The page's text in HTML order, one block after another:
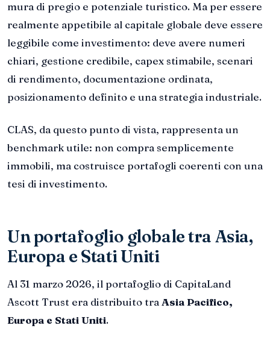
mura di pregio e potenziale turistico. Ma per essere
realmente appetibile al capitale globale deve essere
leggibile come investimento: deve avere numeri
chiari, gestione credibile, capex stimabile, scenari
di rendimento, documentazione ordinata,
posizionamento definito e una strategia industriale.
CLAS, da questo punto di vista, rappresenta un
benchmark utile: non compra semplicemente
immobili, ma costruisce portafogli coerenti con una
tesi di investimento.
Un portafoglio globale tra Asia,
Europa e Stati Uniti
Al 31 marzo 2026, il portafoglio di CapitaLand
Ascott Trust era distribuito tra Asia Pacifico,
Europa e Stati Uniti.